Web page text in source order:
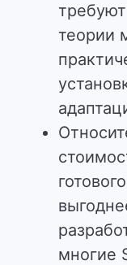
теории
многие